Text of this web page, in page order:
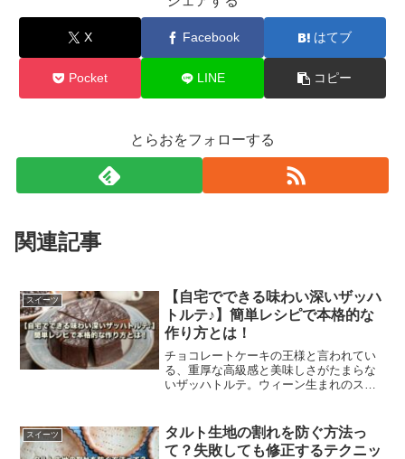
X Facebook はてブ
Pocket LINE コピー
とらおをフォローする
関連記事
スイーツ
【自宅でできる味わい深いザッハ
トルテ♪】簡単レシピで本格的な
作り方とは！
チョコレートケーキの王様と言われてい
る、重厚な高級感と美味しさがたまらな
いザッハトルテ。ウィーン生まれのスイ
のシンプルレシピと現代風アレンジレシ
ピなど、ご紹介します。
スイーツ
タルト生地の割れを防ぐ方法っ
て？失敗しても修正するテクニッ